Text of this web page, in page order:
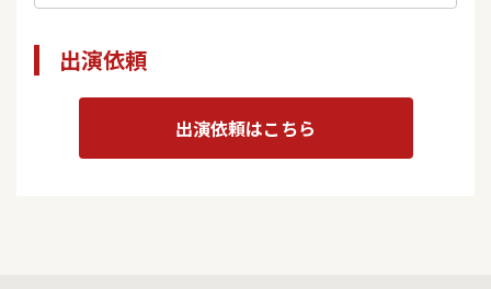
出演依頼
出演依頼はこちら